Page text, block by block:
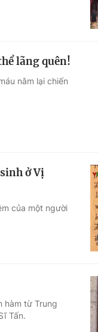
lãng quên!
nằm lại chiến
ở Vị
của một người
hàm từ Trung
Tấn.